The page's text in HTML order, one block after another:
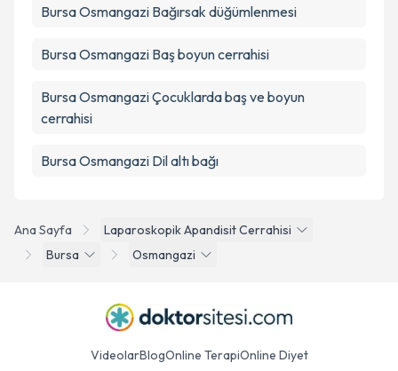
Ana Sayfa
Laparoskopik Apandisit Cerrahisi
Bursa
Osmangazi
Bursa Osmangazi Bağırsak düğümlenmesi
Bursa Osmangazi Baş boyun cerrahisi
Bursa Osmangazi Çocuklarda baş ve boyun
cerrahisi
Bursa Osmangazi Dil altı bağı
VideolarBlogOnline TerapiOnline Diyet